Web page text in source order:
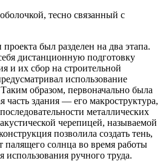
был разделен на два этапа.
дистанционную подготовку
и их сбор на строительной
использование
образом, первоначально была
здания — его макроструктура,
металлических
черепицей, называемой
позволила создать тень,
солнца во время работы
использования ручного труда.